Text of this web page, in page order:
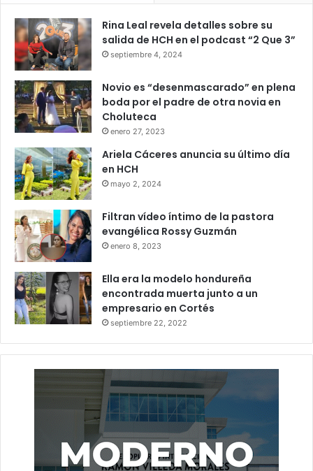
Rina Leal revela detalles sobre su
salida de HCH en el podcast “2 Que 3”
septiembre 4, 2024
Novio es “desenmascarado” en plena
boda por el padre de otra novia en
Choluteca
enero 27, 2023
Ariela Cáceres anuncia su último día
en HCH
mayo 2, 2024
Filtran vídeo íntimo de la pastora
evangélica Rossy Guzmán
enero 8, 2023
Ella era la modelo hondureña
encontrada muerta junto a un
empresario en Cortés
septiembre 22, 2022